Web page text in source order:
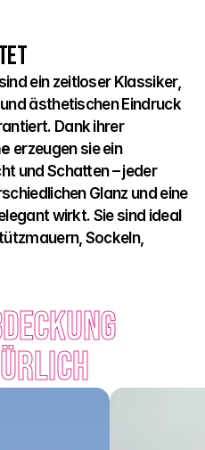
ein zeitloser Klassiker,
ästhetischen Eindruck
in jedem Außenbereich garantiert. Dank ihrer
erzeugen sie ein
und Schatten – jeder
Glanz und eine
wirkt. Sie sind ideal
Sockeln,
die sowohl moderne als
ergänzt. Zur Auswahl
Anthrazit, Karamell oder